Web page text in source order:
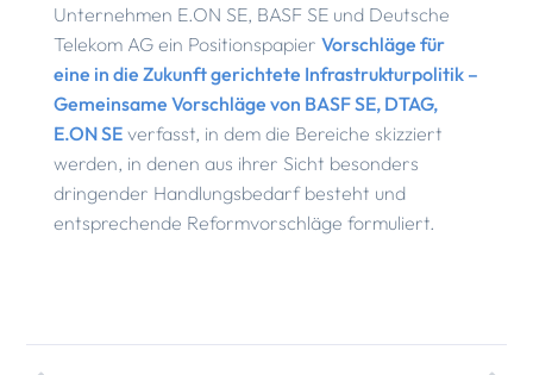
Unternehmen E.ON SE, BASF SE und Deutsche
Telekom AG ein Positionspapier Vorschläge für
eine in die Zukunft gerichtete Infrastrukturpolitik –
Gemeinsame Vorschläge von BASF SE, DTAG,
E.ON SE verfasst, in dem die Bereiche skizziert
werden, in denen aus ihrer Sicht besonders
dringender Handlungsbedarf besteht und
entsprechende Reformvorschläge formuliert.